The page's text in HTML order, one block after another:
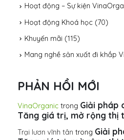
Hoạt động – Sự kiện
Hoạt động Khoá học (70)
Khuyến mãi (115)
Mang nghề sản xuất đi khắp
PHẢN HỒI MỚI
VinaOrganic trong Giải pháp
Tăng giá trị, mở rộng thị
Trại lươn vĩnh tân trong Giải